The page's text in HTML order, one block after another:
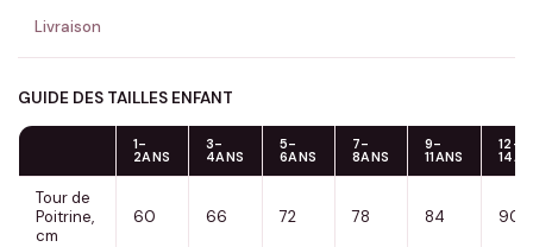
Livraison
GUIDE DES TAILLES ENFANT
1-
2ANS
3-
4ANS
5-
6ANS
7-
8ANS
9-
11ANS
12-
Tour de
Poitrine,
cm
60 66 72 78 84 90